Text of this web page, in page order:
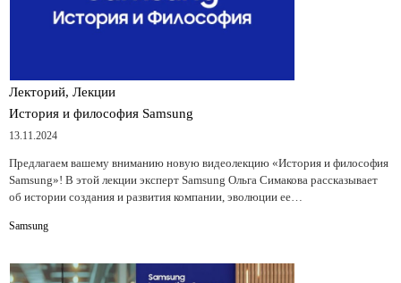
Лекторий, Лекции
История и философия Samsung
13.11.2024
Предлагаем вашему вниманию новую видеолекцию «История и философия
Samsung»! В этой лекции эксперт Samsung Ольга Симакова рассказывает
об истории создания и развития компании, эволюции ее…
Samsung